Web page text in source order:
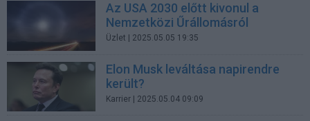
Az USA 2030 előtt kivonul a
Nemzetközi Űrállomásról
Üzlet | 2025.05.05 19:35
Elon Musk leváltása napirendre
került?
Karrier | 2025.05.04 09:09